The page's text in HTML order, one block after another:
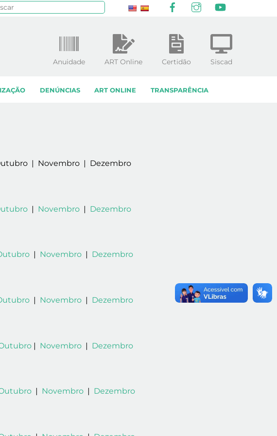
DENÚNCIAS ART ONLINE TRANSPARÊNCIA
Anuidade ART Online Certidão Siscad
| Novembro | Dezembro
| Novembro | Dezembro
| Novembro | Dezembro
| Novembro | Dezembro
| Novembro | Dezembro
| Novembro | Dezembro